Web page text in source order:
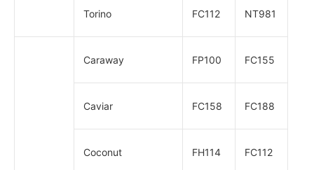
Torino FC112 NT981
Caraway FP100 FC155
Caviar FC158 FC188
Coconut FH114 FC112